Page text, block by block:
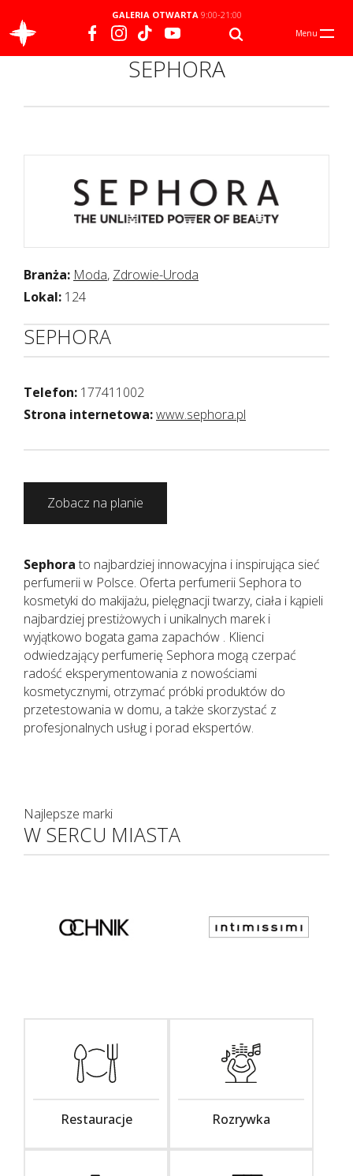
GALERIA OTWARTA9:00-21:00
Menu
SEPHORA
Branża: Moda, Zdrowie-Uroda
Lokal: 124
SEPHORA
Telefon: 177411002
Strona internetowa:www.sephora.pl
Zobacz na planie
Sephora to najbardziej innowacyjna i inspirująca sieć
perfumerii w Polsce. Oferta perfumerii Sephora to
kosmetyki do makijażu, pielęgnacji twarzy, ciała i kąpieli
najbardziej prestiżowych i unikalnych marek i
wyjątkowo bogata gama zapachów . Klienci
odwiedzający perfumerię Sephora mogą czerpać
radość eksperymentowania z nowościami
kosmetycznymi, otrzymać próbki produktów do
przetestowania w domu, a także skorzystać z
profesjonalnych usług i porad ekspertów.
Najlepsze marki
W SERCU MIASTA
Restauracje Rozrywka